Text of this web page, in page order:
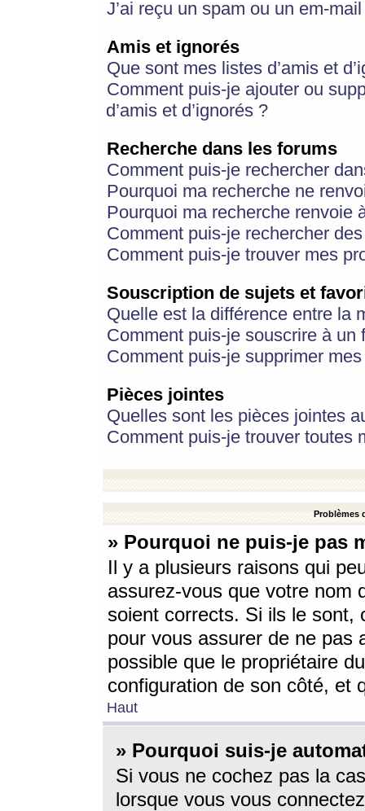
J’ai reçu un spam ou un em-
Amis et ignorés
Que sont mes listes d’amis et
Comment puis-je ajouter ou
d’amis et d’ignorés ?
Recherche dans les forums
Comment puis-je rechercher
Pourquoi ma recherche ne
Pourquoi ma recherche renvoie
Comment puis-je rechercher
Comment puis-je trouver mes
Souscription de sujets et
Quelle est la différence entre la
Comment puis-je souscrire à
Comment puis-je supprimer
Pièces jointes
Quelles sont les pièces jointes
Comment puis-je trouver toutes
Problèmes
» Pourquoi ne puis-je pas
Il y a plusieurs raisons qui
assurez-vous que votre nom
soient corrects. Si ils le sont,
pour vous assurer de ne pas
possible que le propriétaire
configuration de son côté, et
Haut
» Pourquoi suis-je
Si vous ne cochez pas la
lorsque vous vous